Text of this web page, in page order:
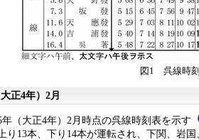
図1 呉線時
正4年）2月
年（大正4年）2月時点の呉線時刻表を示す
り13本、下り14本が運転され、下関、岩